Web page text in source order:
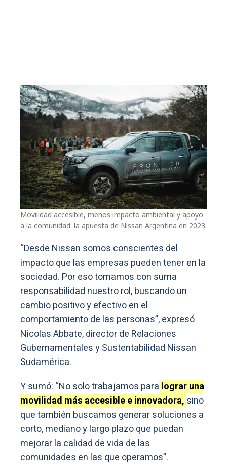
Movilidad accesible, menos impacto ambiental y apoyo
a la comunidad: la apuesta de Nissan Argentina en 2023.
“Desde Nissan somos conscientes del
impacto que las empresas pueden tener en la
sociedad. Por eso tomamos con suma
responsabilidad nuestro rol, buscando un
cambio positivo y efectivo en el
comportamiento de las personas”, expresó
Nicolas Abbate, director de Relaciones
Gubernamentales y Sustentabilidad Nissan
Sudamérica.
Y sumó: “No solo trabajamos para lograr una
movilidad más accesible e innovadora, sino
que también buscamos generar soluciones a
corto, mediano y largo plazo que puedan
mejorar la calidad de vida de las
comunidades en las que operamos”.